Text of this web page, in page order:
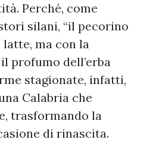
Perché, come
silani, “il pecorino
ma con la
profumo dell’erba
stagionate, infatti,
Calabria che
trasformando la
di rinascita.